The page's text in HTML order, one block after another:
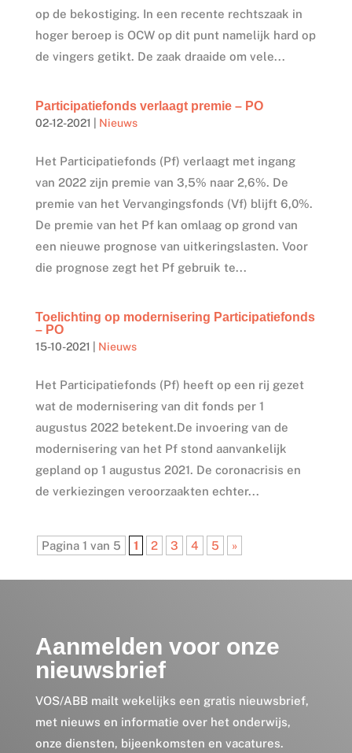
op de bekostiging. In een recente rechtszaak in
hoger beroep is OCW op dit punt namelijk hard op
de vingers getikt. De zaak draaide om vele...
Participatiefonds verlaagt premie – PO
02-12-2021 Nieuws
Het Participatiefonds (Pf) verlaagt met ingang
van 2022 zijn premie van 3,5% naar 2,6%. De
premie van het Vervangingsfonds (Vf) blijft 6,0%.
De premie van het Pf kan omlaag op grond van
een nieuwe prognose van uitkeringslasten. Voor
die prognose zegt het Pf gebruik te...
Toelichting op modernisering Participatiefonds
– PO
15-10-2021 Nieuws
Het Participatiefonds (Pf) heeft op een rij gezet
wat de modernisering van dit fonds per 1
augustus 2022 betekent.De invoering van de
modernisering van het Pf stond aanvankelijk
gepland op 1 augustus 2021. De coronacrisis en
de verkiezingen veroorzaakten echter...
Pagina 1 van 5 1 2 3 4 5 »
Aanmelden voor onze
nieuwsbrief
VOS/ABB mailt wekelijks een gratis nieuwsbrief,
met nieuws en informatie over het onderwijs,
onze diensten, bijeenkomsten en vacatures.